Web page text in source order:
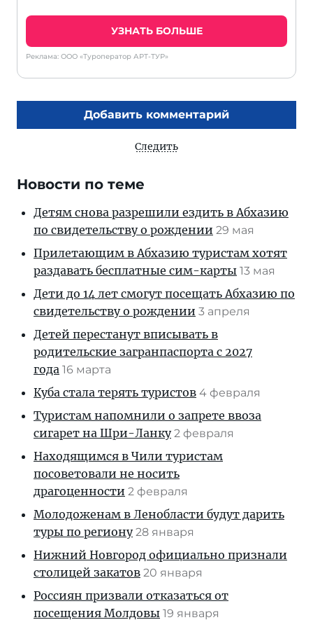
УЗНАТЬ БОЛЬШЕ
Реклама: ООО «Туроператор АРТ-ТУР»
Добавить комментарий
Следить
Новости по теме
Детям снова разрешили ездить в Абхазию
по свидетельству о рождении 29 мая
Прилетающим в Абхазию туристам хотят
раздавать бесплатные сим-карты 13 мая
Дети до 14 лет смогут посещать Абхазию по
свидетельству о рождении 3 апреля
Детей перестанут вписывать в
родительские загранпаспорта с 2027
года 16 марта
Куба стала терять туристов 4 февраля
Туристам напомнили о запрете ввоза
сигарет на Шри-Ланку 2 февраля
Находящимся в Чили туристам
посоветовали не носить
драгоценности 2 февраля
Молодоженам в Ленобласти будут дарить
туры по региону 28 января
Нижний Новгород официально признали
столицей закатов 20 января
Россиян призвали отказаться от
посещения Молдовы 19 января